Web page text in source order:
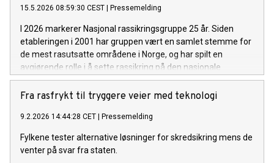
15.5.2026 08:59:30 CEST | Pressemelding
I 2026 markerer Nasjonal rassikringsgruppe 25 år. Siden
etableringen i 2001 har gruppen vært en samlet stemme for
de mest rasutsatte områdene i Norge, og har spilt en
avgjørende rolle i å sette rassikring på den nasjonale
dagsorden.
Fra rasfrykt til tryggere veier med teknologi
9.2.2026 14:44:28 CET | Pressemelding
Fylkene tester alternative løsninger for skredsikring mens de
venter på svar fra staten.